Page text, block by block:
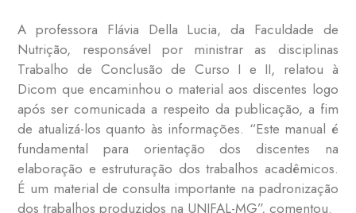
A professora Flávia Della Lucia, da Faculdade de
Nutrição, responsável por ministrar as disciplinas
Trabalho de Conclusão de Curso I e II, relatou à
Dicom que encaminhou o material aos discentes logo
após ser comunicada a respeito da publicação, a fim
de atualizá-los quanto às informações. “Este manual é
fundamental para orientação dos discentes na
elaboração e estruturação dos trabalhos acadêmicos.
É um material de consulta importante na padronização
dos trabalhos produzidos na UNIFAL-MG”, comentou.